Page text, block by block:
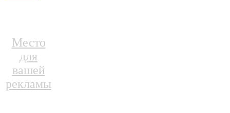
Место
для
вашей
рекламы